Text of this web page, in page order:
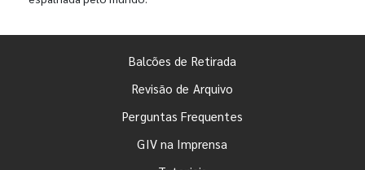
Balcões de Retirada
Revisão de Arquivo
Perguntas Frequentes
GIV na Imprensa